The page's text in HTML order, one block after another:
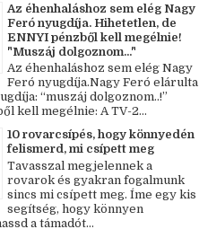
Az éhenhaláshoz sem elég Nagy
Feró nyugdíja. Hihetetlen, de
ENNYI pénzből kell megélnie!
"Muszáj dolgoznom..."
Az éhenhaláshoz sem elég Nagy
Feró nyugdíja.Nagy Feró elárulta
“muszáj dolgoznom..!”
kell megélnie: A TV-2...
10 rovarcsípés, hogy könnyedén
felismerd, mi csípett meg
Tavasszal megjelennek a
rovarok és gyakran fogalmunk
sincs mi csípett meg. Íme egy kis
segítség, hogy könnyen
a támadót...